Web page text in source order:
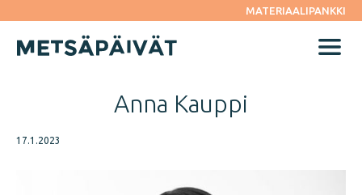
suoraan
MATERIAALIPANKKI
Menu
Anna Kauppi
17.1.2023